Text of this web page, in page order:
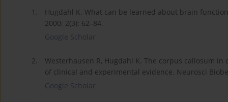
1.
Hugdahl K. What can be learned about brain
2000; 2(3): 62–84.
Google Scholar
2.
Westerhausen R, Hugdahl K. The corpus callosum
of clinical and experimental evidence. Neurosci
Google Scholar